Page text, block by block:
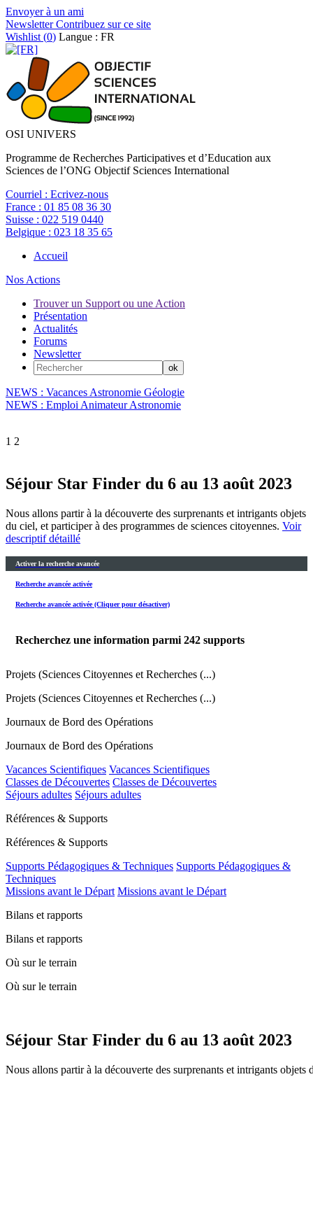
Envoyer à un ami
NewsletterContribuez sur ce site
Wishlist (0) Langue : FR
OSI UNIVERS
Programme de Recherches Participatives et d’Education aux
Sciences de l’ONG Objectif Sciences International
Courriel : Ecrivez-nous
France : 01 85 08 36 30
Suisse : 022 519 0440
Belgique : 023 18 35 65
Accueil
Nos Actions
Trouver un Support ou une Action
Présentation
Actualités
Forums
Newsletter
NEWS : Vacances Astronomie Géologie
NEWS : Emploi Animateur Astronomie
1 2
Séjour Star Finder du 6 au 13 août 2023
Nous allons partir à la découverte des surprenants et intrigants objets
du ciel, et participer à des programmes de sciences citoyennes. Voir
descriptif détaillé
Activer la recherche avancée
Recherche avancée activée
Recherche avancée activée (Cliquer pour désactiver)
Recherchez une information parmi 242 supports
Projets (Sciences Citoyennes et Recherches (...)
Projets (Sciences Citoyennes et Recherches (...)
Journaux de Bord des Opérations
Journaux de Bord des Opérations
Vacances Scientifiques Vacances Scientifiques
Classes de Découvertes Classes de Découvertes
Séjours adultes Séjours adultes
Références & Supports
Références & Supports
Supports Pédagogiques & Techniques Supports Pédagogiques &
Techniques
Missions avant le Départ Missions avant le Départ
Bilans et rapports
Bilans et rapports
Où sur le terrain
Où sur le terrain
Séjour Star Finder du 6 au 13 août 2023
Nous allons partir à la découverte des surprenants et intrigants